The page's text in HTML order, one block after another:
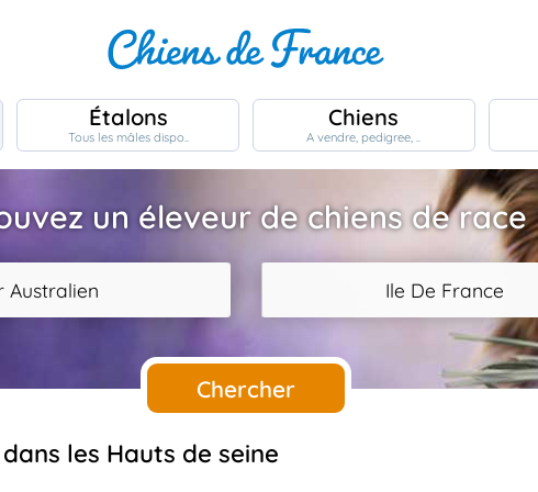
Étalons
Tous les mâles dispo..
Chiens
A vendre, pedigree, ..
un éleveur de chiens de race
Australien Ile De France
Chercher
les Hauts de seine